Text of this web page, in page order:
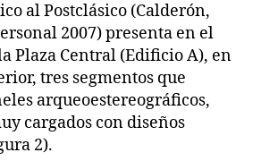
al Postclásico (Calderón,
2007) presenta en el
Plaza Central (Edificio A), en
tres segmentos que
arqueoestereográficos,
cargados con diseños
2).